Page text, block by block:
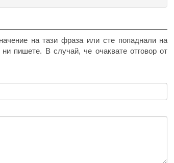
на тази фраза или сте попаднали на
пишете. В случай, че очаквате отговор от